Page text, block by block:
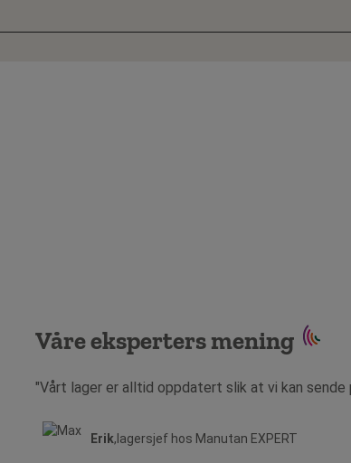
Våre eksperters mening
"Vårt lager er alltid oppdatert slik at vi kan sende
Erik,lagersjef hos Manutan EXPERT